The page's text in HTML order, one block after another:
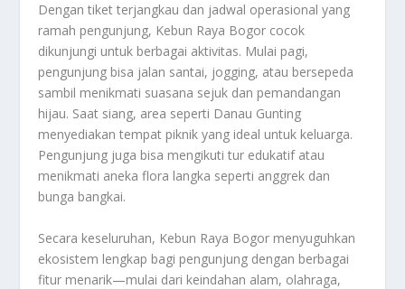
Dengan tiket terjangkau dan jadwal operasional yang
ramah pengunjung, Kebun Raya Bogor cocok
dikunjungi untuk berbagai aktivitas. Mulai pagi,
pengunjung bisa jalan santai, jogging, atau bersepeda
sambil menikmati suasana sejuk dan pemandangan
hijau. Saat siang, area seperti Danau Gunting
menyediakan tempat piknik yang ideal untuk keluarga.
Pengunjung juga bisa mengikuti tur edukatif atau
menikmati aneka flora langka seperti anggrek dan
bunga bangkai.
Secara keseluruhan, Kebun Raya Bogor menyuguhkan
ekosistem lengkap bagi pengunjung dengan berbagai
fitur menarik—mulai dari keindahan alam, olahraga,